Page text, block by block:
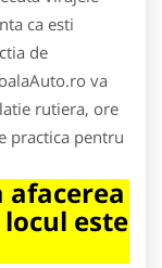
ca esti
de
va
rutiera, ore
practica pentru
afacerea
este